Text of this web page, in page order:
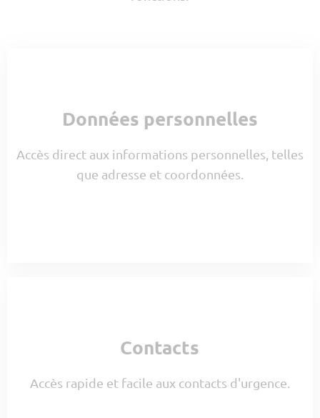
Données personnelles
Accès direct aux informations personnelles, telles
que adresse et coordonnées.
Contacts
Accès rapide et facile aux contacts d'urgence.